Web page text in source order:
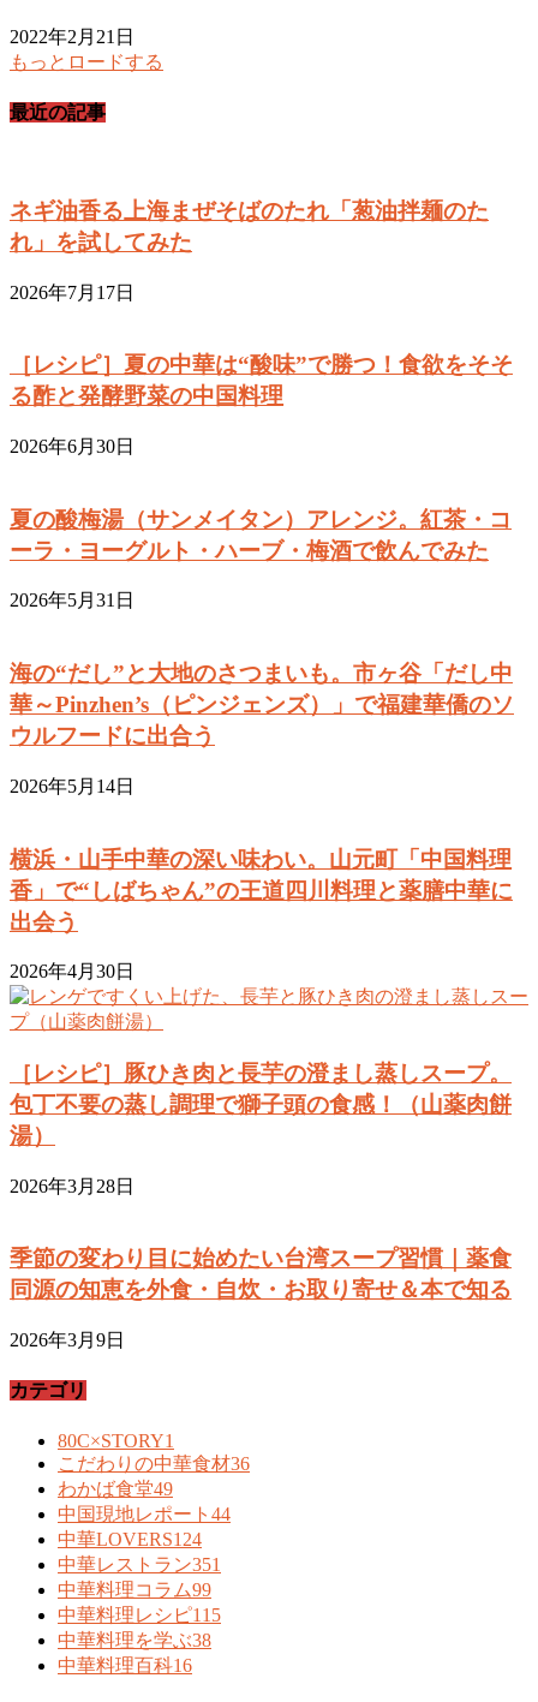
2022年2月21日
もっとロードする
最近の記事
ネギ油香る上海まぜそばのたれ「葱油拌麺のた
れ」を試してみた
2026年7月17日
［レシピ］夏の中華は“酸味”で勝つ！食欲をそそ
る酢と発酵野菜の中国料理
2026年6月30日
夏の酸梅湯（サンメイタン）アレンジ。紅茶・コ
ーラ・ヨーグルト・ハーブ・梅酒で飲んでみた
2026年5月31日
海の“だし”と大地のさつまいも。市ヶ谷「だし中
華～Pinzhen’s（ピンジェンズ）」で福建華僑のソ
ウルフードに出合う
2026年5月14日
横浜・山手中華の深い味わい。山元町「中国料理
香」で“しばちゃん”の王道四川料理と薬膳中華に
出会う
2026年4月30日
［レシピ］豚ひき肉と長芋の澄まし蒸しスープ。
包丁不要の蒸し調理で獅子頭の食感！（山薬肉餅
湯）
2026年3月28日
季節の変わり目に始めたい台湾スープ習慣｜薬食
同源の知恵を外食・自炊・お取り寄せ＆本で知る
2026年3月9日
カテゴリ
80C×STORY1
こだわりの中華食材36
わかば食堂49
中国現地レポート 44
中華LOVERS124
中華レストラン351
中華料理コラム99
中華料理レシピ115
中華料理を学ぶ38
中華料理百科16